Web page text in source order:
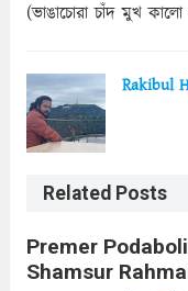
(ভাঙাচোরা চাঁদ মুখ কালো
Rakibul
Related Posts
Premer Podaboli
Shamsur